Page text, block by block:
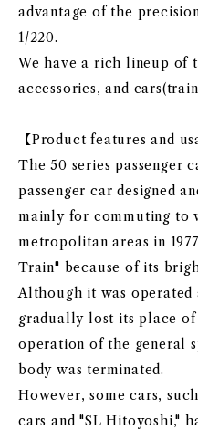
advantage of the
1/220.
We have a rich lineup of
accessories, and
【Product features and
The 50 series passenger
passenger car designed
mainly for commuting to
metropolitan areas in
Train" because of its
Although it was
gradually lost its place
operation of the general
body was terminated.
However, some cars,
cars and "SL Hitoyoshi,"